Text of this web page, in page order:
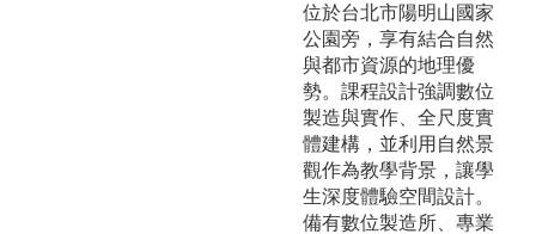
位於台北市陽明山國家
公園旁，享有結合自然
與都市資源的地理優
勢。課程設計強調數位
製造與實作、全尺度實
體建構，並利用自然景
觀作為教學背景，讓學
生深度體驗空間設計。
備有數位製造所、專業